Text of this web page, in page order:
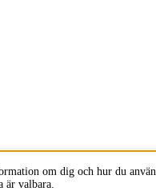
om dig och hur du
är valbara.